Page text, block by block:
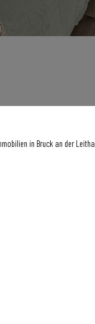
in Bruck an der Leitha